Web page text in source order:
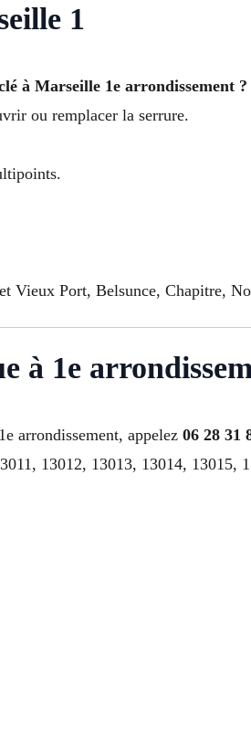
1
à Marseille 1e arrondissement ?
ou remplacer la serrure.
Vieux Port, Belsunce, Chapitre,
à 1e
arrondissement, appelez 06 28 31
13012, 13013, 13014, 13015,